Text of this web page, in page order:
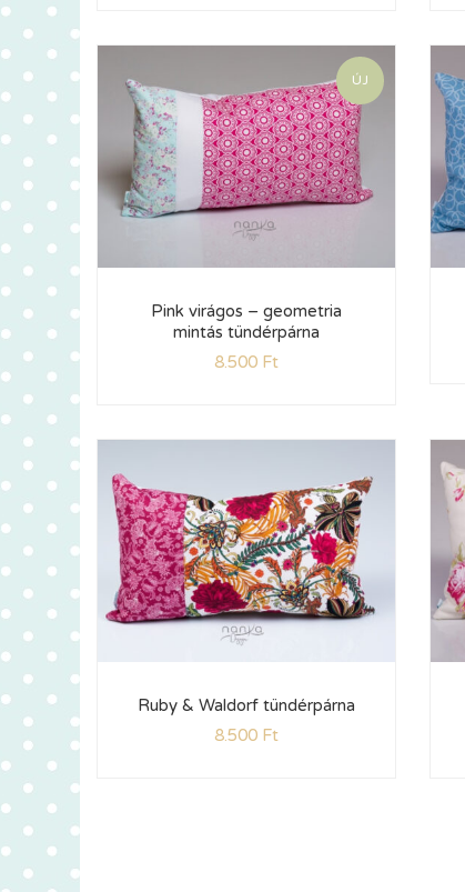
ÚJ
Pink virágos – geometria
mintás tündérpárna
8.500 Ft
Ruby & Waldorf tündérpárna
8.500 Ft